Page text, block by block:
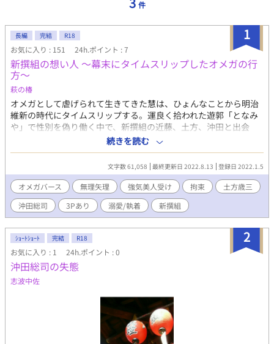
件
1
長編 完結 R18
お気に入り : 151 24h.ポイント : 7
新撰組の想い人 ～幕末にタイムスリップしたオメガの行
方～
萩の椿
オメガとして虐げられて生きてきた慧は、ひょんなことから明治
維新の時代にタイムスリップする。運良く拾われた遊郭「となみ
や」で性別を偽り働く中で、新撰組の近藤、土方、沖田と出会
う。情熱があり、懐が広い近藤に思いを寄せる慧は、近藤に数々
の助言をするが、全てが慧の助言通りに進むため、逆に土方に怪
しまれて屯所に囲われてしまう。 少々歴史と違う部分があります
が、ご了承ください
続きを読む
文字数 61,058 最終更新日 2022.8.13 登録日 2022.1.5
オメガバース 無理矢理 強気美人受け 拘束
土方歳三
沖田総司
3Pあり 溺愛/執着 新撰組
2
ｼｮｰﾄｼｮｰﾄ 完結 R18
お気に入り : 1 24h.ポイント : 0
沖田総司の失態
志波中佐